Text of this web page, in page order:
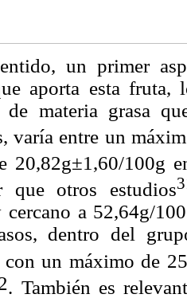
un primer
aporta esta fruta,
de materia grasa
varía entre un
20,82g±1,60/100g
que otros estudios
cercano a 52,64g/
dentro del
un máximo de
. También es